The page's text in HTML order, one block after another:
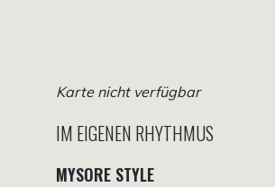
Karte nicht verfügbar
IM EIGENEN RHYTHMUS
MYSORE STYLE